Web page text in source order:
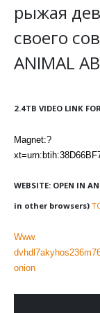
рыжая
своего
ANIMAL
2.4TB VIDEO LINK
Magnet:?
WEBSITE: OPEN IN
in other browsers)
Www.
onion